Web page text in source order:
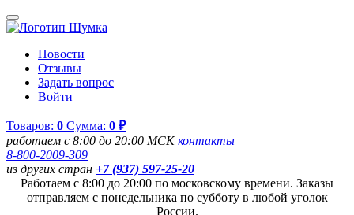
Новости
Отзывы
Задать вопрос
Войти
Товаров: 0 Сумма: 0 ₽
работаем с 8:00 до 20:00 МСКконтакты
8-800-2009-309
из других стран +7 (937) 597-25-20
Работаем с 8:00 до 20:00 по московскому времени. Заказы
отправляем с понедельника по субботу в любой уголок
России.